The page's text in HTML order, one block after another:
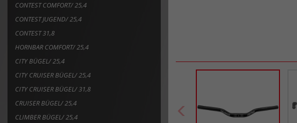
CONTEST COMFORT/ 25,4
CONTEST JUGEND/ 25,4
CONTEST 31,8
HORNBAR COMFORT/ 25,4
CITY BÜGEL/ 25,4
CITY CRUISER BÜGEL/ 25,4
CITY CRUISER BÜGEL/ 31,8
CRUISER BÜGEL/ 25,4
CLIMBER BÜGEL/ 25,4